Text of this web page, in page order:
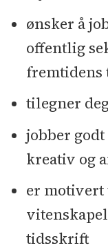
ønsker å
offentlig
fremtidens
tilegner
jobber
kreativ og
er motivert
tidsskrift